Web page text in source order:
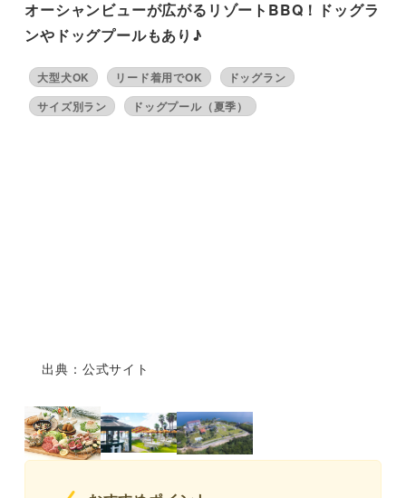
オーシャンビューが広がるリゾートBBQ！ドッグラ
ンやドッグプールもあり♪
大型犬OK リード着用でOK
ドッグラン
サイズ別ラン
ドッグプール（夏季）
出典：公式サイト